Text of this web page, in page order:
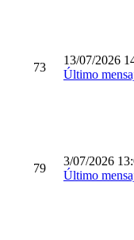
73
13/07/2026
Último
79
3/07/2026
Último